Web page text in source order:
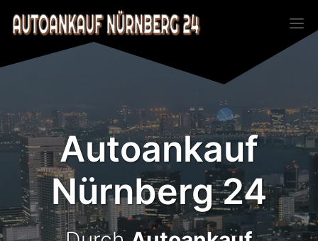
Inhalt
Autoankauf
Nürnberg 24